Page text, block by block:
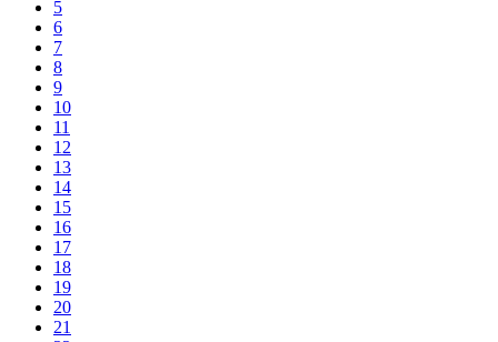
5
6
7
8
9
10
11
12
13
14
15
16
17
18
19
20
21